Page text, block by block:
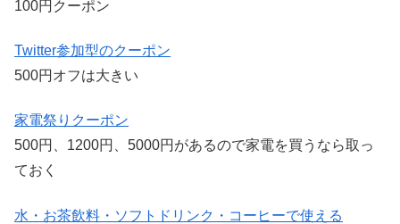
100円クーポン
Twitter参加型のクーポン
500円オフは大きい
家電祭りクーポン
500円、1200円、5000円があるので家電を買うなら取っ
ておく
水・お茶飲料・ソフトドリンク・コーヒーで使える